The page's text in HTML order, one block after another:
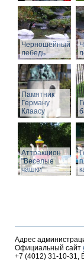
Черношейный
лебедь
Памятник
Герману
Клаасу
Аттракцион
"Веселые
чашки"
Адрес
Официальный сайт
+7 (4012) 31-10-31,